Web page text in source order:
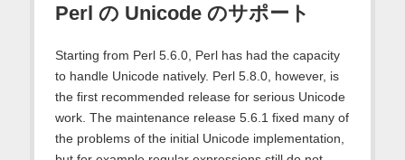
Perl の Unicode のサポート
Starting from Perl 5.6.0, Perl has had the capacity
to handle Unicode natively. Perl 5.8.0, however, is
the first recommended release for serious Unicode
work. The maintenance release 5.6.1 fixed many of
the problems of the initial Unicode implementation,